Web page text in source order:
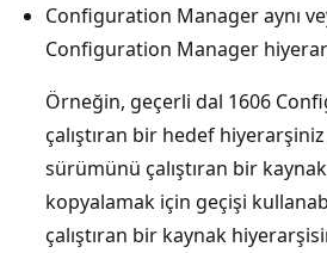
Configuration Manager aynı
Configuration Manager
Örneğin, geçerli dal 1606
çalıştıran bir hedef
sürümünü çalıştıran bir
kopyalamak için geçişi
çalıştıran bir kaynak